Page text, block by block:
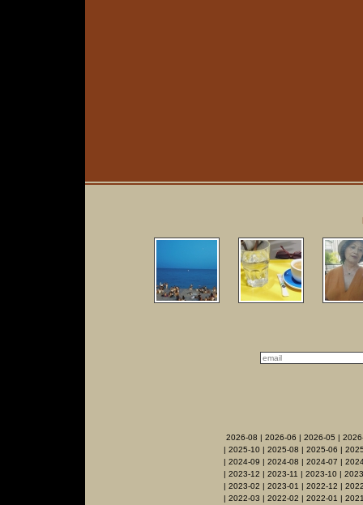
2026-08 | 2026-06 | 2026-05 |
| 2025-10| 2025-08 | 2025-06 |
| 2024-09 | 2024-08 | 2024-07 |
| 2023-12 | 2023-11 | 2023-10 |
| 2023-02 | 2023-01 | 2022-12 |
| 2022-03 | 2022-02 | 2022-01 |